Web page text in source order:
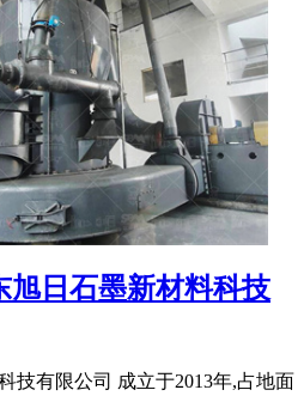
旭日石墨新材料科技
技有限公司 成立于2013年,占地面